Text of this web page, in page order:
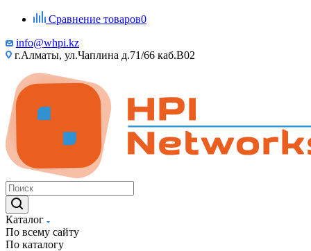
Сравнение товаров0
info@whpi.kz
г.Алматы, ул.Чаплина д.71/66 каб.B02
Каталог
По всему сайту
По каталогу